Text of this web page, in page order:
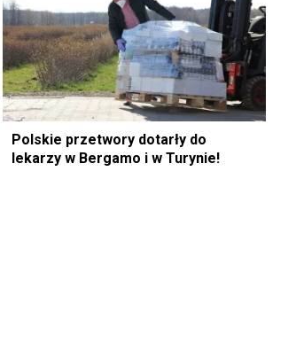
Polskie przetwory dotarły do
lekarzy w Bergamo i w Turynie!